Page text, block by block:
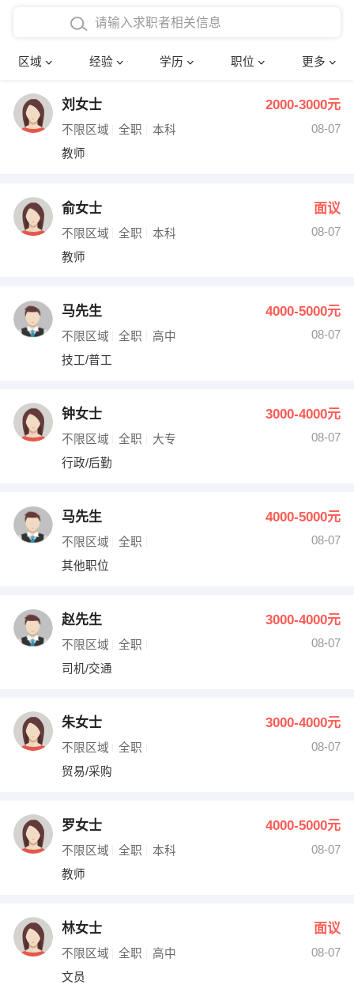
区域 经验 学历 职位 更多
在校学生工作经验
四年以上工作经验
五年以上工作经验
博士
文员 护士
财务会计
网络IT
收银员
水电/机修
编辑 法律
其他职位
确定
刘女士 2000-3000元
不限区域 全职 本科
08-07
教师
俞女士 面议
不限区域 全职 本科
08-07
教师
马先生 4000-5000元
不限区域 全职 高中
08-07
技工/普工
钟女士 3000-4000元
不限区域 全职 大专
08-07
行政/后勤
马先生 4000-5000元
不限区域 全职
08-07
其他职位
赵先生 3000-4000元
不限区域 全职
08-07
司机/交通
朱女士 3000-4000元
不限区域 全职
08-07
贸易/采购
罗女士 4000-5000元
不限区域 全职 本科
08-07
教师
林女士 面议
不限区域 全职 高中
08-07
文员